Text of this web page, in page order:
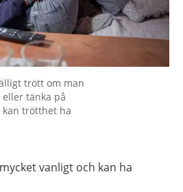
trött om man
tänka på
trötthet ha
vanligt och kan ha